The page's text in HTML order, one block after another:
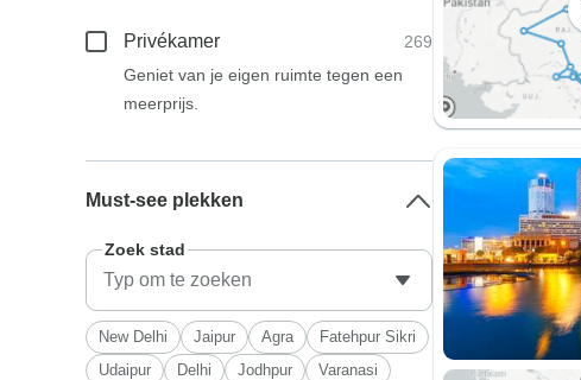
Privékamer
269
Geniet van je eigen ruimte tegen een
meerprijs.
Must-see plekken
Zoek stad
New Delhi Jaipur Agra
Fatehpur Sikri
Udaipur
Delhi Jodhpur
Varanasi